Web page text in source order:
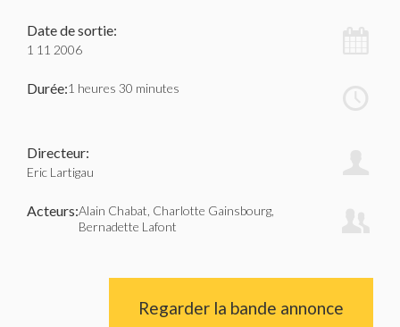
Date de sortie:
1 11 2006
Durée:1 heures 30 minutes
Directeur:
Eric Lartigau
Acteurs:Alain Chabat, Charlotte Gainsbourg,
Bernadette Lafont
Regarder la bande annonce